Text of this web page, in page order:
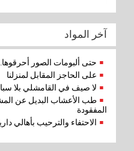
آخر المواد
حتى ألبومات الصور أحرقوها…
على الحاجز المقابل لمنزلنا
لا صيف في القامشلي بلا
طب الأعشاب البديل عن
المفقودة
الاحتفاء والترحيب بأهالي